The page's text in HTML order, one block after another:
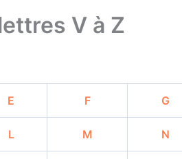
V à Z
E F G
L M N